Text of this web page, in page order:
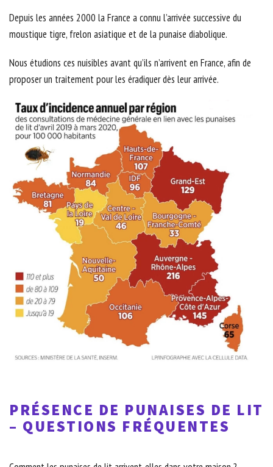
Depuis les années 2000 la France a connu l’arrivée successive du
moustique tigre, frelon asiatique et de la punaise diabolique.
Nous étudions ces nuisibles avant qu’ils n’arrivent en France, afin de
proposer un traitement pour les éradiquer dès leur arrivée.
PRÉSENCE DE PUNAISES DE LIT
– QUESTIONS FRÉQUENTES